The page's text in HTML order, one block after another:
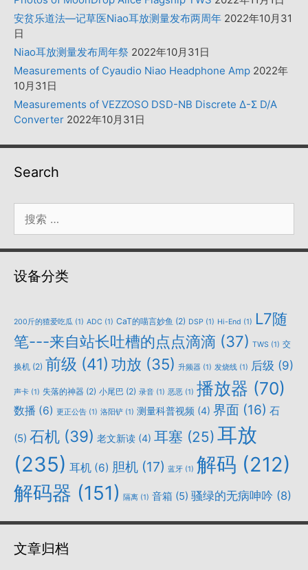
安贫乐道法—记草医Niao耳放测量发布两周年 2022年10月31
日
Niao耳放测量发布周年祭 2022年10月31日
Measurements of Cyaudio Niao Headphone Amp 2022年
10月31日
Measurements of VEZZOSO DSD-NB Discrete Δ-Σ D/A
Converter 2022年10月31日
Search
索：
设备分类
200斤的猹爱吃瓜 (1) ADC (1) CaT的喵言妙鱼 (2) DSP (1) Hi-End (1) L7随
笔---来自站长吐槽的点点滴滴 (37) TWS (1) 交
换机 (2) 前级 (41) 功放 (35) 升频器 (1) 发烧线 (1) 后级 (9)
声卡 (1) 失落的神器 (2) 小尾巴 (2) 录音 (1) 恶恶 (1) 播放器 (70)
数播 (6) 更正公告 (1) 洛阳铲 (1) 测量科普视频 (4) 界面 (16) 石
(5) 石机 (39) 老文新读 (4) 耳塞 (25) 耳放
(235) 耳机 (6) 胆机 (17) 蓝牙 (1) 解码 (212)
解码器 (151) 隔离 (1) 音箱 (5) 骚绿的无病呻吟 (8)
文章归档